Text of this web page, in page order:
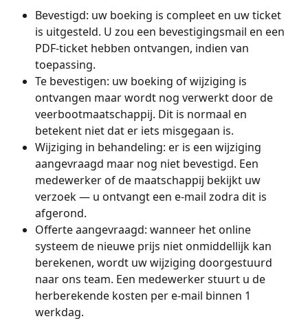
Bevestigd: uw boeking is compleet en uw ticket
is uitgesteld. U zou een bevestigingsmail en een
PDF-ticket hebben ontvangen, indien van
toepassing.
Te bevestigen: uw boeking of wijziging is
ontvangen maar wordt nog verwerkt door de
veerbootmaatschappij. Dit is normaal en
betekent niet dat er iets misgegaan is.
Wijziging in behandeling: er is een wijziging
aangevraagd maar nog niet bevestigd. Een
medewerker of de maatschappij bekijkt uw
verzoek — u ontvangt een e-mail zodra dit is
afgerond.
Offerte aangevraagd: wanneer het online
systeem de nieuwe prijs niet onmiddellijk kan
berekenen, wordt uw wijziging doorgestuurd
naar ons team. Een medewerker stuurt u de
herberekende kosten per e-mail binnen 1
werkdag.